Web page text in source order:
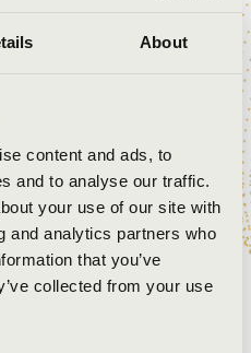
About
content and ads, to
and to analyse our traffic.
your use of our site with
and analytics partners who
that you’ve
collected from your use
dúr mise, K. 140
Verum Corpus, K. 618
Dominum, K. 339
Exultate Jubilate - Alleluja,